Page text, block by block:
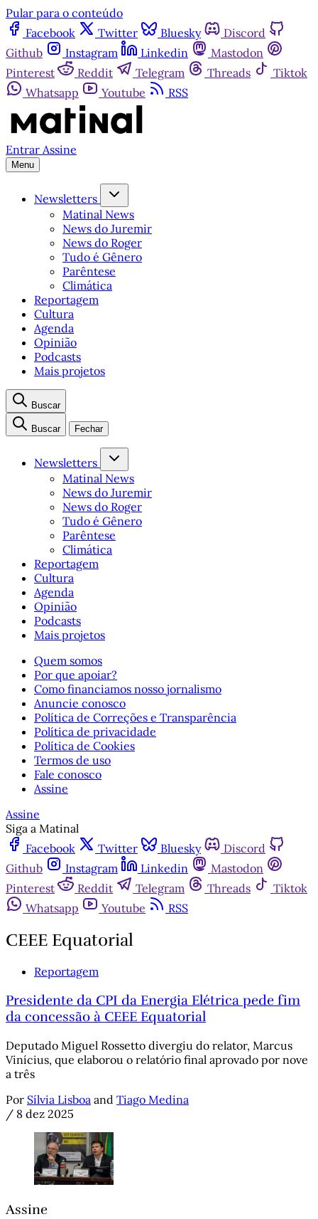
Pular para o conteúdo
Facebook
Twitter Bluesky
Discord
Github
Instagram Linkedin
Mastodon
Pinterest
Reddit Telegram Threads
Tiktok
Whatsapp
Youtube RSS
Entrar Assine
Menu
Newsletters
Matinal News
News do Juremir
News do Roger
Tudo é Gênero
Parêntese
Climática
Reportagem
Cultura
Agenda
Opinião
Podcasts
Mais projetos
Buscar
Buscar Fechar
Newsletters
Matinal News
News do Juremir
News do Roger
Tudo é Gênero
Parêntese
Climática
Reportagem
Cultura
Agenda
Opinião
Podcasts
Mais projetos
Quem somos
Por que apoiar?
Como financiamos nosso jornalismo
Anuncie conosco
Política de Correções e Transparência
Política de privacidade
Política de Cookies
Termos de uso
Fale conosco
Assine
Assine
Siga a Matinal
Facebook
Twitter Bluesky
Discord
Github
Instagram Linkedin
Mastodon
Pinterest
Reddit Telegram Threads
Tiktok
Whatsapp
Youtube RSS
CEEE Equatorial
Reportagem
Presidente da CPI da Energia Elétrica pede fim
da concessão à CEEE Equatorial
Deputado Miguel Rossetto divergiu do relator, Marcus
Vinícius, que elaborou o relatório final aprovado por nove
a três
Por Sílvia Lisboa and Tiago Medina
/ 8 dez 2025
Assine